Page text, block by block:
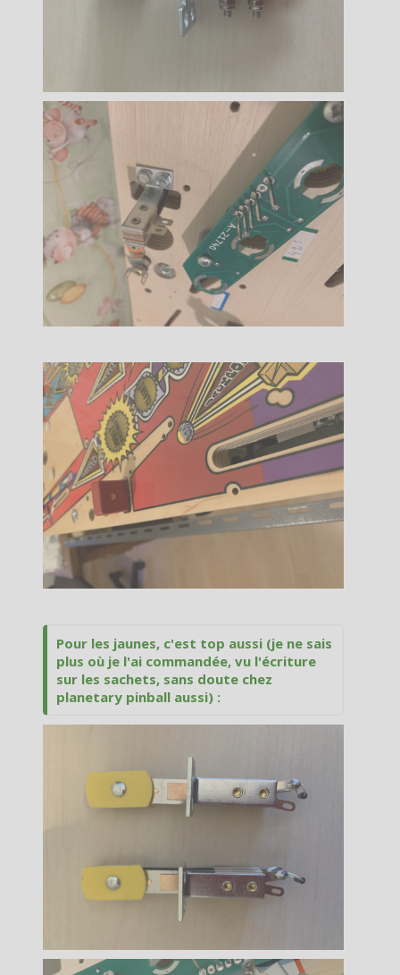
Pour les jaunes, c'est top aussi (je ne sais
plus où je l'ai commandée, vu l'écriture
sur les sachets, sans doute chez
planetary pinball aussi) :